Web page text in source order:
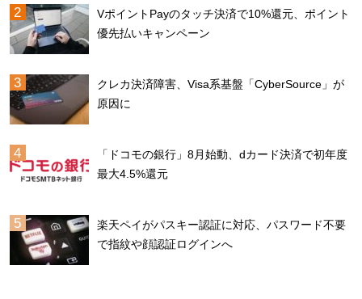
VポイントPayのタッチ決済で10%還元、ポイント
優先払いキャンペーン
クレカ決済障害、Visa系基盤「CyberSource」が
原因に
「ドコモの銀行」8月始動、dカード決済で初年度
最大4.5%還元
楽天ペイがパスキー認証に対応、パスワード不要
で指紋や顔認証ログインへ